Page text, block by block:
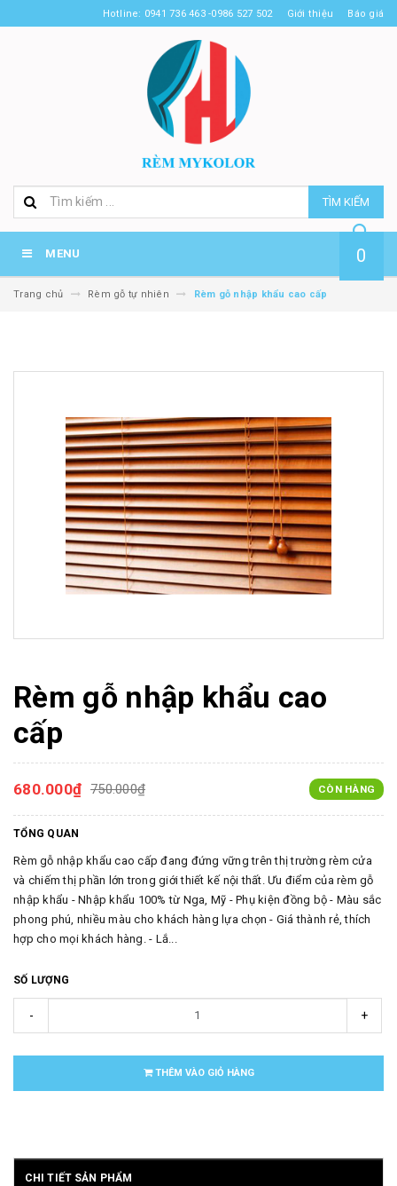
Hotline: 0941 736 463 -0986 527 502 Giới thiệu Báo giá
TÌM KIẾM
MENU 0
Trang chủ Rèm gỗ tự nhiên Rèm gỗ nhập khẩu cao cấp
Rèm gỗ nhập khẩu cao
cấp
680.000₫ 750.000₫ CÒN HÀNG
TỔNG QUAN
Rèm gỗ nhập khẩu cao cấp đang đứng vững trên thị trường rèm cửa
và chiếm thị phần lớn trong giới thiết kế nội thất. Ưu điểm của rèm gỗ
nhập khẩu - Nhập khẩu 100% từ Nga, Mỹ - Phụ kiện đồng bộ - Màu sắc
phong phú, nhiều màu cho khách hàng lựa chọn - Giá thành rẻ, thích
hợp cho mọi khách hàng. - Lắ...
SỐ LƯỢNG
- +
THÊM VÀO GIỎ HÀNG
CHI TIẾT SẢN PHẨM